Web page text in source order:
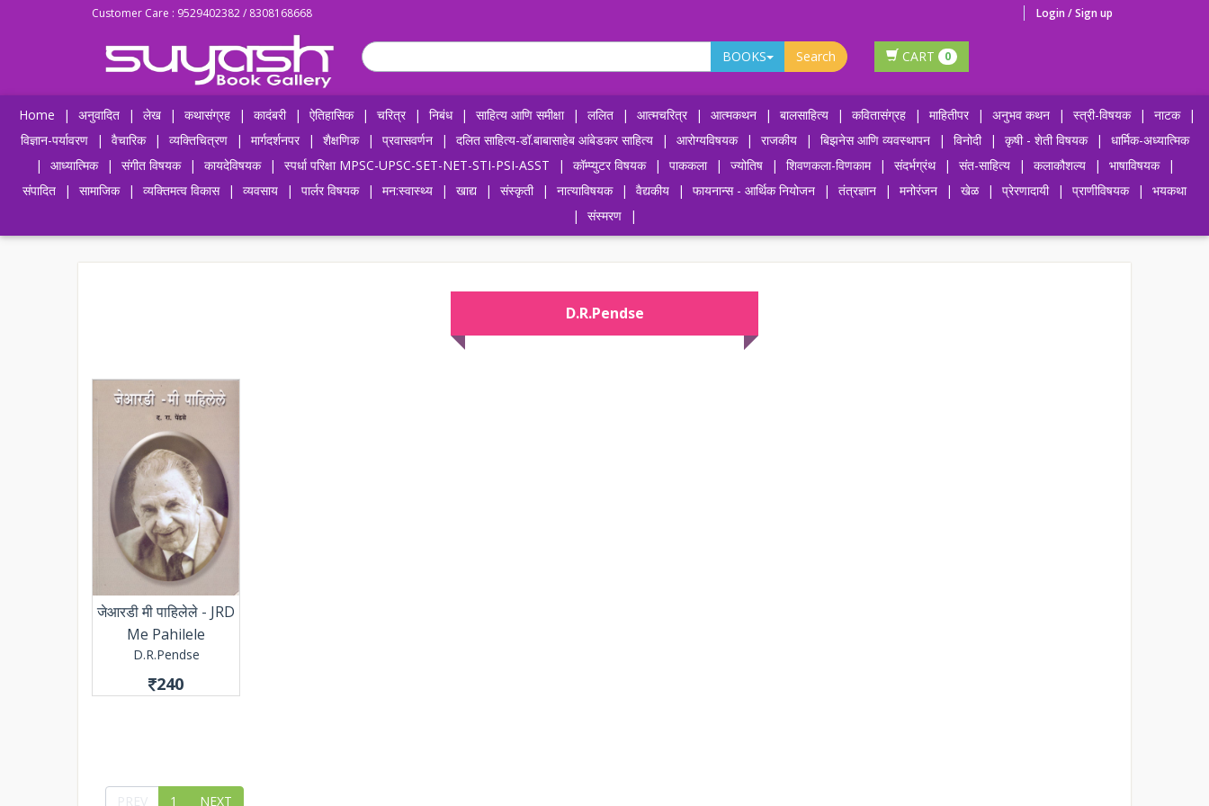
Customer Care : 9529402382 / 8308168668 Login / Sign up
BOOKS Search CART 0
Home | अनुवादित | लेख | कथासंग्रह | कादंबरी | ऐतिहासिक | चरित्र | निबंध | साहित्य आणि समीक्षा | ललित | आत्मचरित्र | आत्मकथन | बालसाहित्य | कवितासंग्रह | माहितीपर | अनुभव कथन | स्त्री-विषयक | नाटक
|
विज्ञान-पर्यावरण
| वैचारिक | व्यक्तिचित्रण | मार्गदर्शनपर | शैक्षणिक | प्रवासवर्णन | दलित साहित्य-डॉ.बाबासाहेब आंबेडकर साहित्य | आरोग्यविषयक | राजकीय | बिझनेस आणि व्यवस्थापन | विनोदी | कृषी - शेती विषयक |
धार्मिक-अध्यात्मिक
|
आध्यात्मिक | संगीत विषयक | कायदेविषयक | स्पर्धा परिक्षा MPSC-UPSC-SET-NET-STI-PSI-ASST | कॉम्प्युटर विषयक | पाककला | ज्योतिष | शिवणकला-विणकाम | संदर्भग्रंथ | संत-साहित्य | कलाकौशल्य | भाषाविषयक
|
संपादित
| सामाजिक | व्यक्तिमत्व विकास | व्यवसाय | पार्लर विषयक | मन:स्वास्थ्य | खाद्य | संस्कृती | नात्याविषयक | वैद्यकीय | फायनान्स - आर्थिक नियोजन | तंत्रज्ञान | मनोरंजन | खेळ | प्रेरणादायी | प्राणीविषयक |
भयकथा
|
संस्मरण |
D.R.Pendse
जेआरडी मी पाहिलेले - JRD
Me Pahilele
D.R.Pendse
240
PREV 1 NEXT